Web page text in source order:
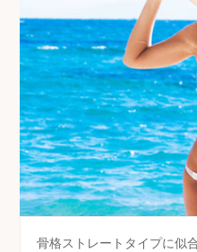
骨格ストレートタイプに似